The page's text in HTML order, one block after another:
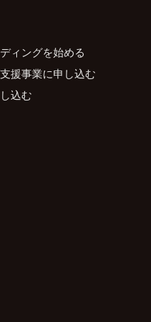
ィングを始める
援事業に申し込む
込む